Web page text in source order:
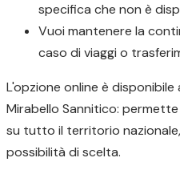
specifica che non è
Vuoi mantenere la
caso di viaggi o
L'opzione online è
Mirabello Sannitico:
su tutto il territorio
possibilità di scelta.